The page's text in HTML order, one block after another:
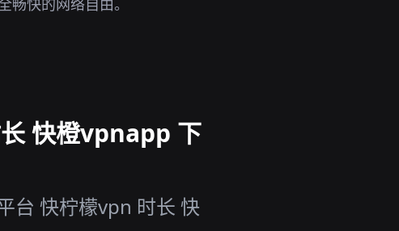
快的网络自由。
快橙vpnapp 下
台 快柠檬vpn 时长 快